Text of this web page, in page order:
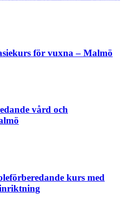
för vuxna – Malmö
vård och
kurs med
inriktning